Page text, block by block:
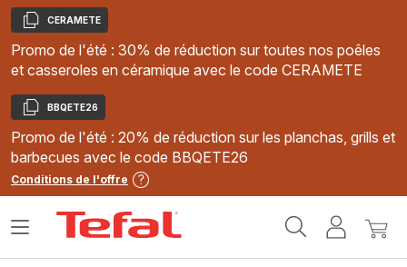
Copier
CERAMETE
Promo de l'été : 30% de réduction sur toutes nos poêles
et casseroles en céramique avec le code CERAMETE
Copier
BBQETE26
Promo de l'été : 20% de réduction sur les planchas, grills et
barbecues avec le code BBQETE26
Conditions de l'offre
MonMon
Ouvrir